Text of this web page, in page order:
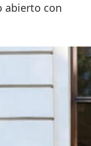
abierto con